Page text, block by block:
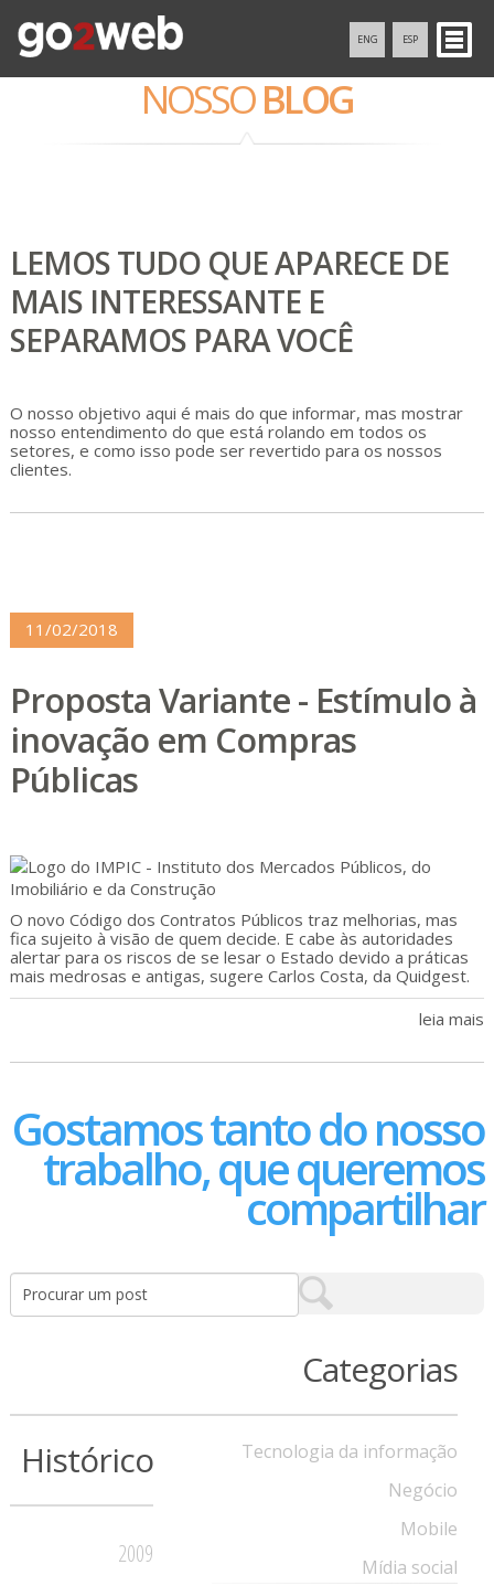
ENG ESP
NOSSOBLOG
LEMOS TUDO QUE APARECE DE
MAIS INTERESSANTE E
SEPARAMOS PARA VOCÊ
O nosso objetivo aqui é mais do que informar, mas mostrar
nosso entendimento do que está rolando em todos os
setores, e como isso pode ser revertido para os nossos
clientes.
11/02/2018
Proposta Variante - Estímulo à
inovação em Compras
Públicas
O novo Código dos Contratos Públicos traz melhorias, mas
fica sujeito à visão de quem decide. E cabe às autoridades
alertar para os riscos de se lesar o Estado devido a práticas
mais medrosas e antigas, sugere Carlos Costa, da Quidgest.
leia mais
Gostamos tanto do nosso
trabalho, que queremos
compartilhar
Categorias
Tecnologia da informação
Negócio
Mobile
Mídia social
Histórico
2009